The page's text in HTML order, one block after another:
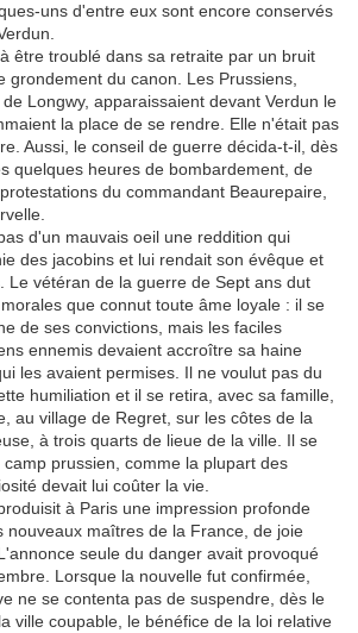
uns d'entre eux sont encore conservés
être troublé dans sa retraite par un bruit
grondement du canon. Les Prussiens,
Longwy, apparaissaient devant Verdun le
la place de se rendre. Elle n'était pas
Aussi, le conseil de guerre décida-t-il, dès
quelques heures de bombardement, de
du commandant Beaurepaire,
d'un mauvais oeil une reddition qui
des jacobins et lui rendait son évêque et
Le vétéran de la guerre de Sept ans dut
que connut toute âme loyale : il se
de ses convictions, mais les faciles
ennemis devaient accroître sa haine
les avaient permises. Il ne voulut pas du
humiliation et il se retira, avec sa famille,
au village de Regret, sur les côtes de la
à trois quarts de lieue de la ville. Il se
prussien, comme la plupart des
devait lui coûter la vie.
à Paris une impression profonde
nouveaux maîtres de la France, de joie
seule du danger avait provoqué
Lorsque la nouvelle fut confirmée,
ne se contenta pas de suspendre, dès le
ville coupable, le bénéfice de la loi relative